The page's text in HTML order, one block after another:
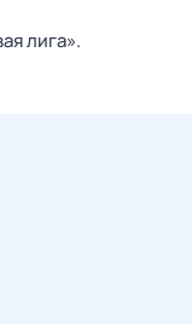
лига».